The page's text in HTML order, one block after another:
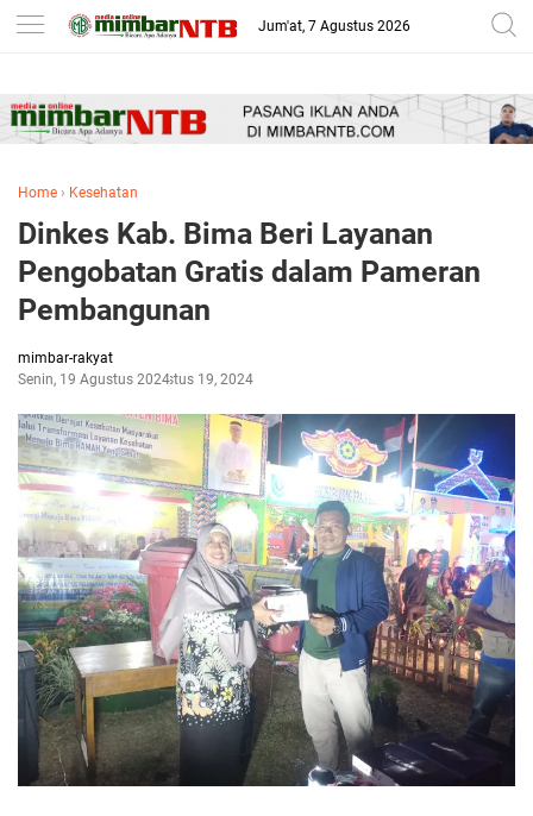
-->
Jum'at, 7 Agustus 2026
Home › Kesehatan
Dinkes Kab. Bima Beri Layanan
Pengobatan Gratis dalam Pameran
Pembangunan
mimbar-rakyat
Senin, 19 Agustus 2024Agustus 19, 2024